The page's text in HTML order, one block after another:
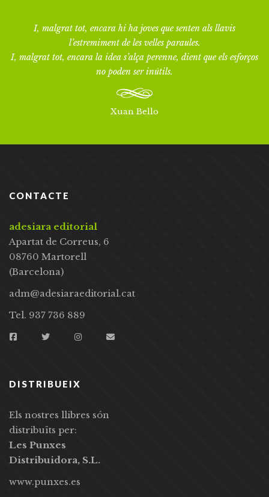
I, malgrat tot, encara hi ha joves que senten als llavis
l’estremiment de les velles paraules.
I, malgrat tot, encara la idea s’alça perenne, dient que els esforços
no poden ser inútils.
Xuan Bello
CONTACTE
adesiara editorial
Apartat de Correus, 6
08760 Martorell
(Barcelona)
adm@adesiaraeditorial.cat
Tel. 937 736 889
DISTRIBUEIX
Els nostres llibres són
distribuïts per:
Les Punxes
Distribuidora, S.L.
www.punxes.es